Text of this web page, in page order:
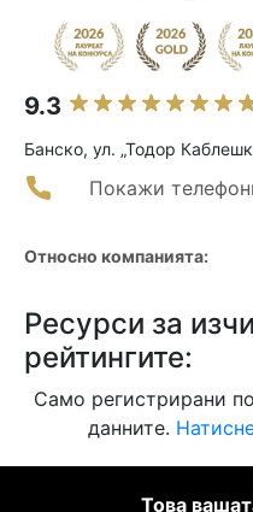
9.3
Банско, ул. „Тодор
Покажи
Относно компанията:
Ресурси за
рейтингите:
Само регистрирани
данните.
Това